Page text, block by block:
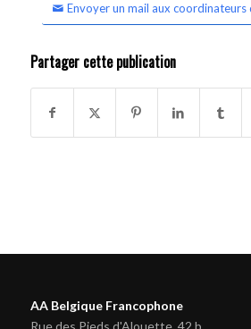
Envoyer un mail aux coordinateurs
Partager cette publication
AA Belgique Francophone
Rue des Pieds d'Alouette, 42 b